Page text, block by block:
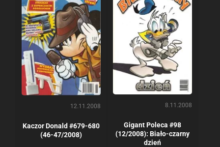
12.11.2008
Kaczor Donald #679-680
(46-47/2008)
8.11.2008
Gigant Poleca #98
(12/2008): Biało-czarny
dzień